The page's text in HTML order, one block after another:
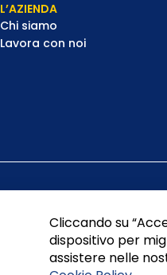
L’AZIENDA
Chi siamo
Lavora con noi
Cliccando su
dispositivo per
assistere nelle